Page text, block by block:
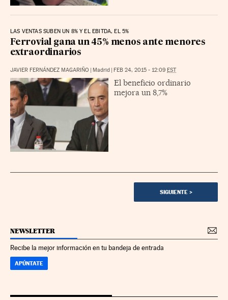
LAS VENTAS SUBEN UN 8% Y EL EBITDA, EL 5%
Ferrovial gana un 45% menos ante menores
extraordinarios
JAVIER FERNÁNDEZ MAGARIÑO Madrid FEB 24, 2015 - 12:09 EST
El beneficio ordinario
mejora un 8,7%
SIGUIENTE>
NEWSLETTER
Recibe la mejor información en tu bandeja de entrada
APÚNTATE